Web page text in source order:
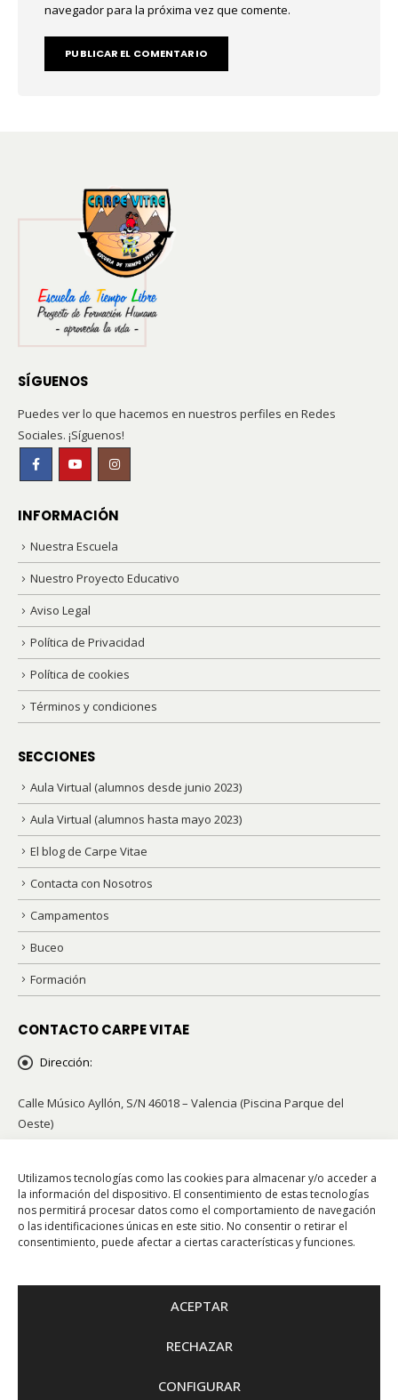
Utilizamos tecnologías como las cookies para almacenar y/o acceder a
la información del dispositivo. El consentimiento de estas tecnologías
nos permitirá procesar datos como el comportamiento de navegación
o las identificaciones únicas en este sitio. No consentir o retirar el
consentimiento, puede afectar a ciertas características y funciones.
ACEPTAR
RECHAZAR
CONFIGURAR
CERRAMOS POR VACACIONES HASTA EL DÍA 31 DE JULIO. Solo atenderemos
navegador para la próxima vez que comente.
SÍGUENOS
Puedes ver lo que hacemos en nuestros perfiles en Redes
Sociales. ¡Síguenos!
INFORMACIÓN
Nuestra Escuela
Nuestro Proyecto Educativo
Aviso Legal
Política de Privacidad
Política de cookies
Términos y condiciones
SECCIONES
Aula Virtual (alumnos desde junio 2023)
Aula Virtual (alumnos hasta mayo 2023)
El blog de Carpe Vitae
Contacta con Nosotros
Campamentos
Buceo
Formación
CONTACTO CARPE VITAE
Dirección:
Calle Músico Ayllón, S/N 46018 – Valencia (Piscina Parque del
Oeste)
Email:info@carpevitae.org